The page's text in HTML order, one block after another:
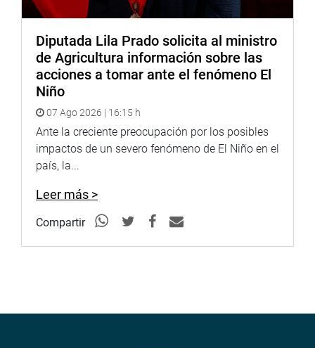
Diputada Lila Prado solicita al ministro
de Agricultura información sobre las
acciones a tomar ante el fenómeno El
Niño
07 Ago 2026 | 16:15 h
Ante la creciente preocupación por los posibles
impactos de un severo fenómeno de El Niño en el
país, la...
Leer más >
Compartir